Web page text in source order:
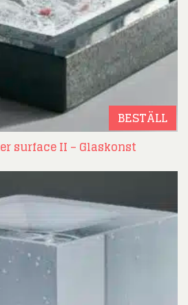
BESTÄLL
surface II – Glaskonst